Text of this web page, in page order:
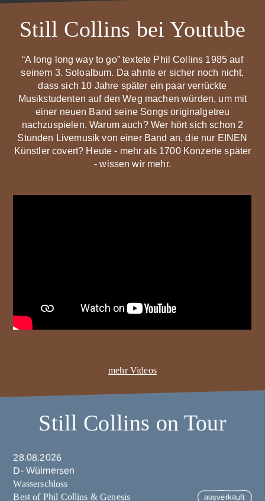
Still Collins bei Youtube
“A long long way to go” textete Phil Collins 1985 auf
seinem 3. Soloalbum. Da ahnte er sicher noch nicht,
dass sich 10 Jahre später ein paar verrückte
Musikstudenten auf den Weg machen würden, um mit
einer neuen Band seine Songs originalgetreu
nachzuspielen. Warum auch? Wer hört sich schon 2
Stunden Livemusik von einer Band an, die nur EINEN
Künstler covert? Heute - mehr als 1700 Konzerte später
- wissen wir mehr.
mehr Videos
Still Collins on Tour
28.08.2026
D- Wülmersen
Wasserschloss
Best of Phil Collins & Genesis
ausverkauft